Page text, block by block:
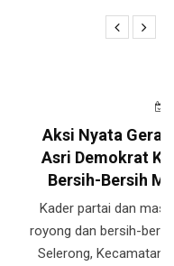
Biru Indonesia
Royong Dan
Desa Selerong
usai aksi gotong
Miftahul Khair di Desa
at (7/8/2026).(Foto: